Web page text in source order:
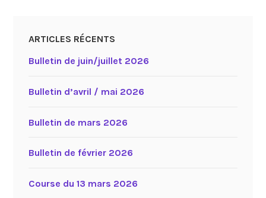
ARTICLES RÉCENTS
Bulletin de juin/juillet 2026
Bulletin d’avril / mai 2026
Bulletin de mars 2026
Bulletin de février 2026
Course du 13 mars 2026